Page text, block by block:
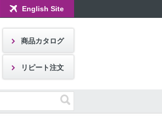
English Site
商品カタログ
リピート注文